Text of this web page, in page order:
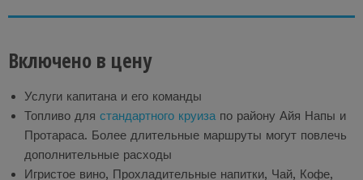
Включено в цену
Услуги капитана и его команды
Топливо для стандартного круизапо району Айя Напы и
Протараса. Более длительные маршруты могут повлечь
дополнительные расходы
Игристое вино, Прохладительные напитки, Чай, Кофе,